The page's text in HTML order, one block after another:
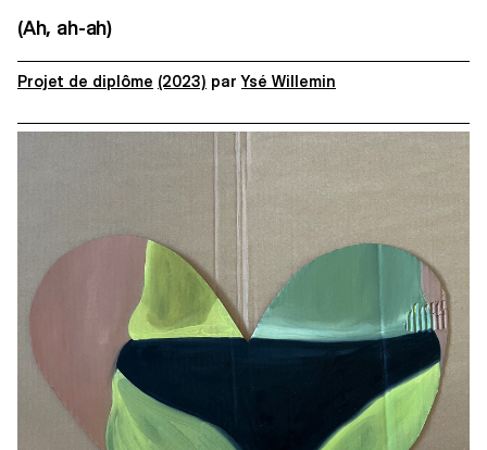
(Ah, ah-ah)
Projet de diplôme (2023) parYsé Willemin